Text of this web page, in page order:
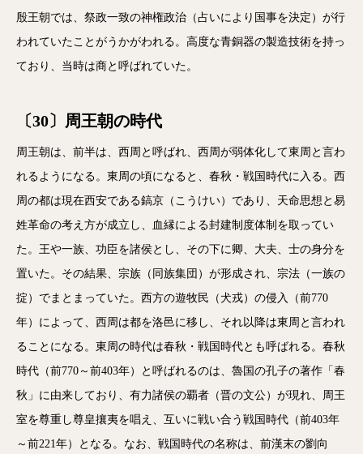
殷王朝では、祭政一致の神権政治（占いにより国事を決定）が行
われていたことがうかがわれる。高度な青銅器の製造技術を持っ
ており、当時は商と呼ばれていた。
〔30〕周王朝の時代
周王朝は、前半は、西周と呼ばれ、西周が弱体化して東周と言わ
れるようになる。東周の頃になると、春秋・戦国時代に入る。西
周の都は現在西安である鎬京（こうけい）であり、天命思想と易
姓革命の考え方が成立し、血縁による封建制度体制を取ってい
た。王や一族、功臣を諸侯とし、その下に卿、大夫、士の身分を
置いた。その結果、宗族（同族集団）が形成され、宗法（一族の
掟）でまとまっていた。西方の遊牧民（犬戎）の侵入（前770
年）によって、西周は都を洛邑に移し、それ以降は東周と言われ
ることになる。東周の時代は春秋・戦国時代とも呼ばれる。春秋
時代（前770～前403年）と呼ばれるのは、魯国の孔子の著作「春
秋」に由来しており、有力諸侯の覇者（晋の文公）が現れ、周王
室を尊重し尊皇攘夷を唱え、互いに戦い合う戦国時代（前403年
～前221年）となる。なお、戦国時代の名称は、前漢末の劉向